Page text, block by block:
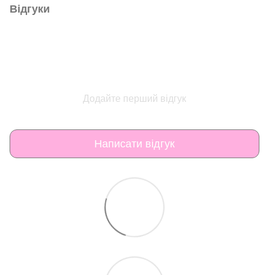
Відгуки
Додайте перший відгук
Написати відгук